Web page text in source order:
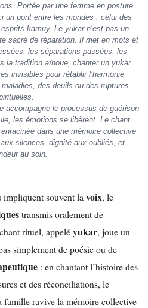
Portée par une femme en posture
un pont entre les mondes : celui des
kamuy. Le yukarn’est pas un
sacré de réparation. Il met en mots et
les séparations passées, les
la tradition aïnoue, chanter un yukar
invisibles pour rétablir l’harmonie
des deuils ou des ruptures
accompagne le processus de guérison
les émotions se libèrent. Le chant
dans une mémoire collective
silences, dignité aux oubliés, et
au soin.
souvent la voix, le
transmis oralement de
rituel, appeléyukar, joue un
simplement de poésie ou de
: en chantant l’histoire des
et des réconciliations, le
famille ravive la mémoire collective